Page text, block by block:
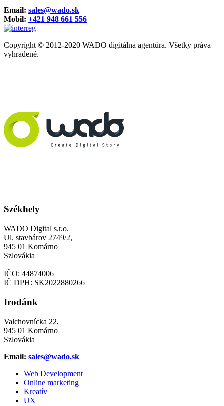
Email: sales@wado.sk
Mobil: +421 948 661 556
Copyright © 2012-2020 WADO digitálna agentúra. Všetky práva
vyhradené.
Székhely
WADO Digital s.r.o.
Ul. stavbárov 2749/2,
945 01 Komárno
Szlovákia
IČO: 44874006
IČ DPH: SK2022880266
Irodánk
Valchovnícka 22,
945 01 Komárno
Szlovákia
Email: sales@wado.sk
Web Development
Online marketing
Kreatív
UX